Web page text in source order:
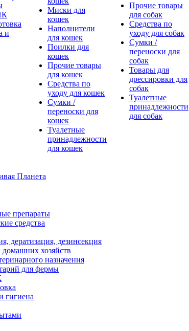
и
Миски для
кошек
Наполнители
для кошек
Поилки для
кошек
Прочие товары
для кошек
Средства по
уходу для кошек
Сумки /
переноски для
кошек
Туалетные
принадлежности
для кошек
Прочие товары
для собак
Средства по
уходу для собак
Сумки /
переноски для
собак
Товары для
дрессировки для
собак
Туалетные
принадлежности
для собак
препараты
средства
дератизация, дезинсекция
хозяйств
назначения
для фермы
гигиена